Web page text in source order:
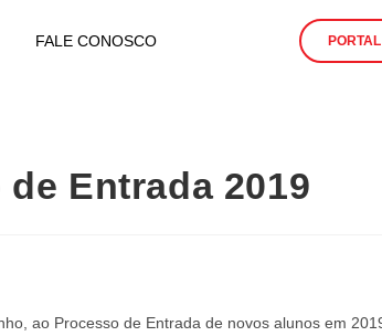
FALE CONOSCO
Entrada 2019
ao Processo de Entrada de novos alunos em